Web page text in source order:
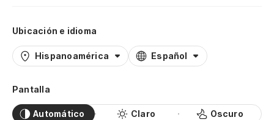
Ubicación e idioma
Hispanoamérica Español
Pantalla
Automático Claro Oscuro